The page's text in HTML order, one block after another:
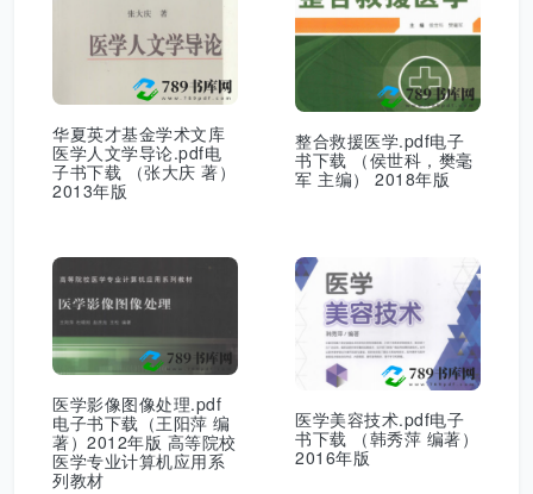
华夏英才基金学术文库
医学人文学导论.pdf电
子书下载 （张大庆 著）
2013年版
整合救援医学.pdf电子
书下载 （侯世科，樊毫
军 主编） 2018年版
医学影像图像处理.pdf
电子书下载（王阳萍 编
著）2012年版 高等院校
医学专业计算机应用系
列教材
医学美容技术.pdf电子
书下载 （韩秀萍 编著）
2016年版